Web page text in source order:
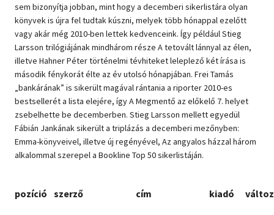
sem bizonyítja jobban, mint hogy a decemberi sikerlistára olyan
könyvek is újra fel tudtak kúszni, melyek több hónappal ezelőtt
vagy akár még 2010-ben lettek kedvenceink. Így például Stieg
Larsson trilógiájának mindhárom része A tetovált lánnyal az élen,
illetve Hahner Péter történelmi tévhiteket leleplező két írása is
második fénykorát élte az év utolsó hónapjában. Frei Tamás
„bankárának” is sikerült magával rántania a riporter 2010-es
bestsellerét a lista elejére, így A Megmentő az előkelő 7. helyet
zsebelhette be decemberben. Stieg Larsson mellett egyedül
Fábián Jankának sikerült a triplázás a decemberi mezőnyben:
Emma-könyveivel, illetve új regényével, Az angyalos házzal három
alkalommal szerepel a Bookline Top 50 sikerlistáján.
pozíció szerző cím kiadó